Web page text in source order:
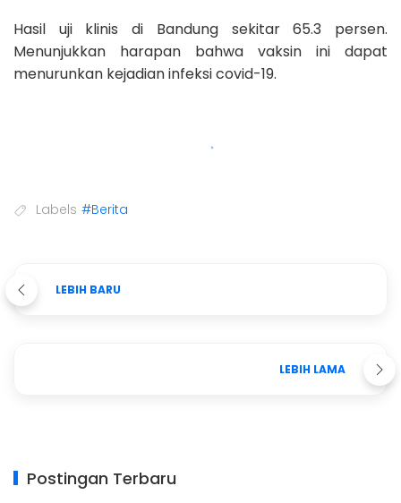
Hasil uji klinis di Bandung sekitar 65.3 persen.
Menunjukkan harapan bahwa vaksin ini dapat
menurunkan kejadian infeksi covid-19.
Labels #Berita
LEBIH BARU
LEBIH LAMA
Postingan Terbaru